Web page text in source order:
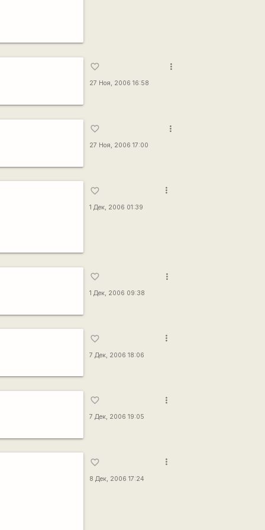
favorite_border
27 Ноя, 2006 16:58
more_vert
favorite_border
27 Ноя, 2006 17:00
more_vert
favorite_border
1 Дек, 2006 01:39
more_vert
favorite_border
1 Дек, 2006 09:38
more_vert
favorite_border
7 Дек, 2006 18:06
more_vert
favorite_border
7 Дек, 2006 19:05
more_vert
favorite_border
8 Дек, 2006 17:24
more_vert